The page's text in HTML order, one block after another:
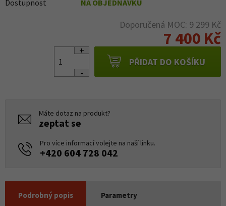
Dostupnost NA OBJEDNÁVKU
Doporučená MOC: 9 299 Kč
7 400 Kč
PŘIDAT DO KOŠÍKU
Máte dotaz na produkt?
zeptat se
Pro více informací volejte na naší linku.
+420 604 728 042
Podrobný popis Parametry